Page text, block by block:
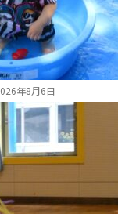
年8月6日